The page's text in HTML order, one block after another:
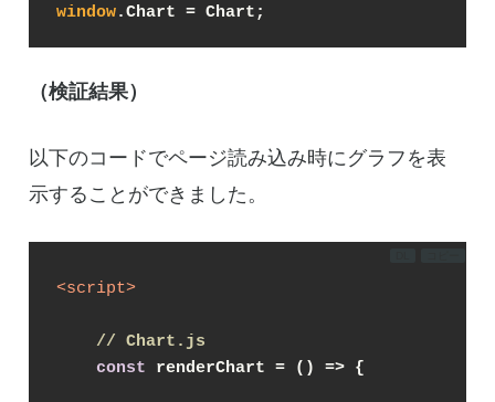
window.Chart = Chart;
（検証結果）
以下のコードでページ読み込み時にグラフを表
示することができました。
<script>
// Chart.js
const renderChart = () => {